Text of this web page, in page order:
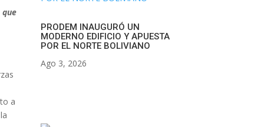
que
a
PRODEM INAUGURÓ UN
MODERNO EDIFICIO Y APUESTA
POR EL NORTE BOLIVIANO
Ago 3, 2026